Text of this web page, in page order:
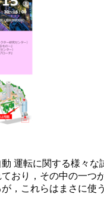
運転に関する様々
おり，その中の一
，これらはまさに